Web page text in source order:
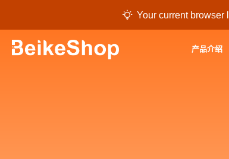
 Your current browser
产品介绍